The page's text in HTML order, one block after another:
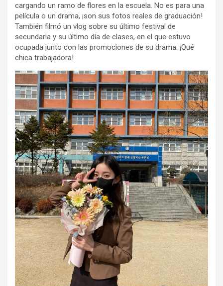
cargando un ramo de flores en la escuela. No es para una
película o un drama, ¡son sus fotos reales de graduación!
También filmó un vlog sobre su último festival de
secundaria y su último día de clases, en el que estuvo
ocupada junto con las promociones de su drama. ¡Qué
chica trabajadora!